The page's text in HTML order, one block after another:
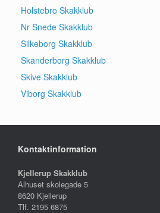
Holstebro Skakklub
Nr Snede Skakklub
Silkeborg Skakklub
Skanderborg Skakklub
Skive Skakklub
Viborg Skakklub
Kontaktinformation
Kjellerup Skakklub
Alhuset skolegade 5
8620 Kjellerup
Tlf. 2195 6875